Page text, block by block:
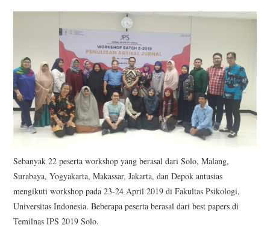
Sebanyak 22 peserta workshop yang berasal dari Solo, Malang,
Surabaya, Yogyakarta, Makassar, Jakarta, dan Depok antusias
mengikuti workshop pada 23-24 April 2019 di Fakultas Psikologi,
Universitas Indonesia. Beberapa peserta berasal dari best papers di
Temilnas IPS 2019 Solo.